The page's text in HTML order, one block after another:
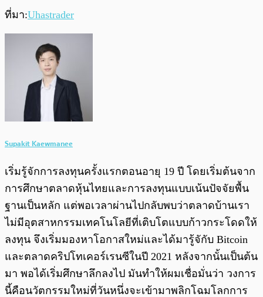
ที่มา:Uhastrader
Supakit Kaewmanee
เริ่มรู้จักการลงทุนครั้งแรกตอนอายุ 19 ปี โดยเริ่มต้นจาก
การศึกษาตลาดหุ้นไทยและการลงทุนแบบเน้นปัจจัยพื้น
ฐานเป็นหลัก แต่พอเวลาผ่านไปกลับพบว่าตลาดบ้านเรา
ไม่มีอุตสาหกรรมเทคโนโลยีที่เติบโตแบบก้าวกระโดดให้
ลงทุน จึงเริ่มมองหาโอกาสใหม่และได้มารู้จักับ Bitcoin
และตลาดคริปโทเคอร์เรนซีในปี 2021 หลังจากนั้นเป็นต้น
มา พอได้เริ่มศึกษาลึกลงไป มันทำให้ผมเชื่อมั่นว่า วงการ
นี้คือนวัตกรรมใหม่ที่วันหนึ่งจะเข้ามาพลิกโฉมโลกการ